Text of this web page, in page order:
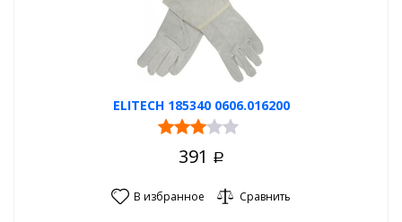
ELITECH 185340 0606.016200
391 Р
В избранное Сравнить